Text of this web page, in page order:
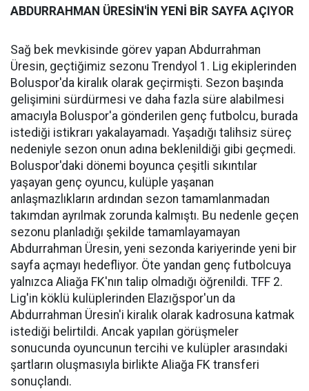
ABDURRAHMAN ÜRESİN'İN YENİ BİR SAYFA AÇIYOR
Sağ bek mevkisinde görev yapan Abdurrahman
Üresin, geçtiğimiz sezonu Trendyol 1. Lig ekiplerinden
Boluspor'da kiralık olarak geçirmişti. Sezon başında
gelişimini sürdürmesi ve daha fazla süre alabilmesi
amacıyla Boluspor'a gönderilen genç futbolcu, burada
istediği istikrarı yakalayamadı. Yaşadığı talihsiz süreç
nedeniyle sezon onun adına beklenildiği gibi geçmedi.
Boluspor'daki dönemi boyunca çeşitli sıkıntılar
yaşayan genç oyuncu, kulüple yaşanan
anlaşmazlıkların ardından sezon tamamlanmadan
takımdan ayrılmak zorunda kalmıştı. Bu nedenle geçen
sezonu planladığı şekilde tamamlayamayan
Abdurrahman Üresin, yeni sezonda kariyerinde yeni bir
sayfa açmayı hedefliyor. Öte yandan genç futbolcuya
yalnızca Aliağa FK'nın talip olmadığı öğrenildi. TFF 2.
Lig'in köklü kulüplerinden Elazığspor'un da
Abdurrahman Üresin'i kiralık olarak kadrosuna katmak
istediği belirtildi. Ancak yapılan görüşmeler
sonucunda oyuncunun tercihi ve kulüpler arasındaki
şartların oluşmasıyla birlikte Aliağa FK transferi
sonuçlandı.